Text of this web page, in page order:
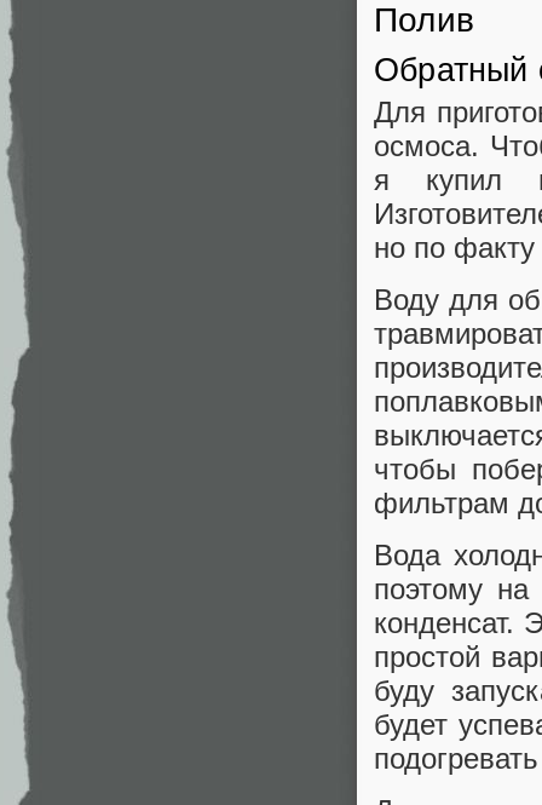
Полив
Обратный
Для
осмоса.
я купил
но по факту
Воду для
чтобы
фильтрам
Вода
поэтому на
конденсат.
простой
буду
будет